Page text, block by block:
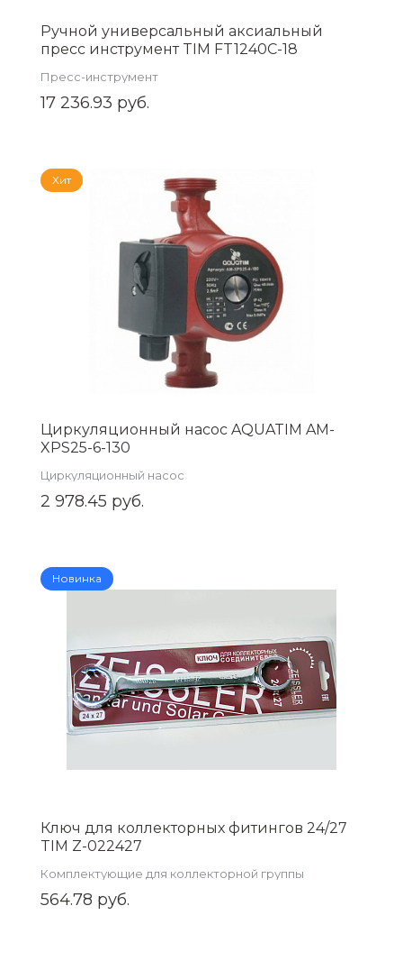
Ручной универсальный аксиальный
пресс инструмент TIM FT1240C-18
Пресс-инструмент
17 236.93 руб.
Хит
Циркуляционный насос AQUATIM AM-
XPS25-6-130
Циркуляционный насос
2 978.45 руб.
Новинка
Ключ для коллекторных фитингов 24/27
TIM Z-022427
Комплектующие для коллекторной группы
564.78 руб.